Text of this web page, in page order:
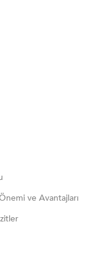
ve Avantajları